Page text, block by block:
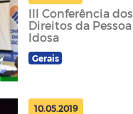
III Conferência dos
Direitos da Pessoa
Idosa
Gerais
10.05.2019